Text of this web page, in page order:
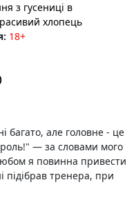
з гусениці в
хлопець
18+
багато, але головне - це
— за словами мого
я повинна привести
підібрав тренера, при